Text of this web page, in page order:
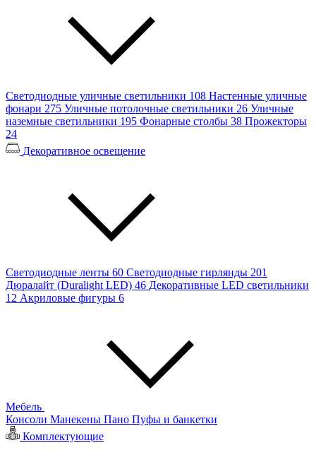
Светодиодные уличные светильники 108 Настенные уличные
фонари 275 Уличные потолочные светильники 26 Уличные
наземные светильники 195 Фонарные столбы 38 Прожекторы
24
Декоративное освещение
Светодиодные ленты 60 Светодиодные гирлянды 201
Дюралайт (Duralight LED) 46 Декоративные LED светильники
12 Акриловые фигуры 6
Мебель
Консоли Манекены Пано Пуфы и банкетки
Комплектующие